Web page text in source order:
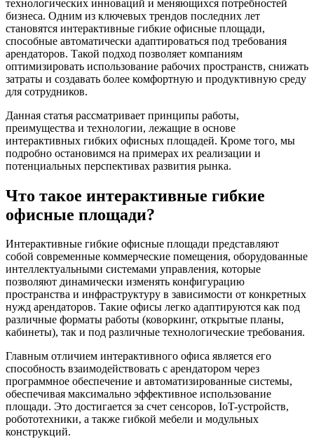
технологических инноваций и меняющихся потребностей
бизнеса. Одним из ключевых трендов последних лет
становятся интерактивные гибкие офисные площади,
способные автоматически адаптироваться под требования
арендаторов. Такой подход позволяет компаниям
оптимизировать использование рабочих пространств, снижать
затраты и создавать более комфортную и продуктивную среду
для сотрудников.
Данная статья рассматривает принципы работы,
преимущества и технологии, лежащие в основе
интерактивных гибких офисных площадей. Кроме того, мы
подробно остановимся на примерах их реализации и
потенциальных перспективах развития рынка.
Что такое интерактивные гибкие
офисные площади?
Интерактивные гибкие офисные площади представляют
собой современные коммерческие помещения, оборудованные
интеллектуальными системами управления, которые
позволяют динамически изменять конфигурацию
пространства и инфраструктуру в зависимости от конкретных
нужд арендаторов. Такие офисы легко адаптируются как под
различные форматы работы (коворкинг, открытые планы,
кабинеты), так и под различные технологические требования.
Главным отличием интерактивного офиса является его
способность взаимодействовать с арендатором через
программное обеспечение и автоматизированные системы,
обеспечивая максимально эффективное использование
площади. Это достигается за счет сенсоров, IoT-устройств,
робототехники, а также гибкой мебели и модульных
конструкций.